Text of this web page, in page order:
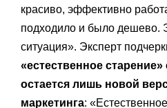
красиво, эффективно
подходило и было дешево.
ситуация». Эксперт
«естественное старение»
остается лишь новой
маркетинга: